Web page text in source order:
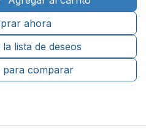
ahora
para comparar
lista de deseos